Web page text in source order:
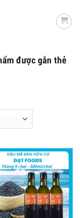
được gắn thẻ